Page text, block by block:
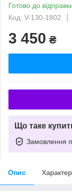
Готово до
Код: V-130-1802
3 450 ₴
Що таке
Замовлення
Опис